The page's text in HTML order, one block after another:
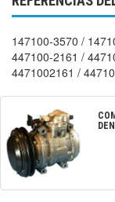
147100-3570 /
447100-2161 /
4471002161 /